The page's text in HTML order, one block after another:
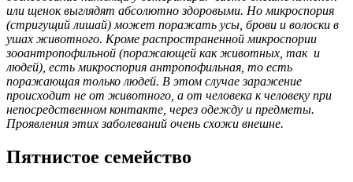
или щенок выглядят абсолютно здоровыми. Но микроспория
(стригущий лишай) может поражать усы, брови и волоски в
ушах животного. Кроме распространенной микроспории
зооантропофильной (поражающей как животных, так и
людей), есть микроспория антропофильная, то есть
поражающая только людей. В этом случае заражение
происходит не от животного, а от человека к человеку при
непосредственном контакте, через одежду и предметы.
Проявления этих заболеваний очень схожи внешне.
Пятнистое семейство